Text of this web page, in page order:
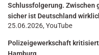
Schlussfolgerung. Zwischen
sicher ist Deutschland
25.06.2026, YouTube
Polizeigewerkschaft